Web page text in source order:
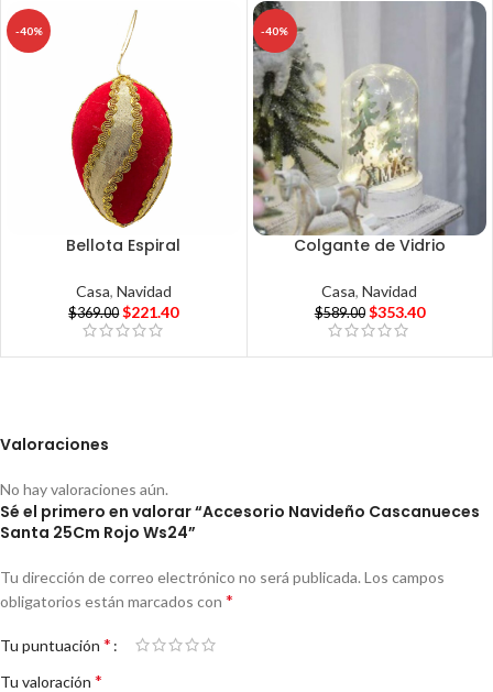
-40%
Bellota Espiral
Casa, Navidad
$369.00 $221.40
-40%
Colgante de Vidrio
Casa,Navidad
$589.00 $353.40
Valoraciones
No hay valoraciones aún.
Sé el primero en valorar “Accesorio Navideño Cascanueces
Santa 25Cm Rojo Ws24”
Tu dirección de correo electrónico no será publicada. Los campos
obligatorios están marcados con *
Tu puntuación *
Tu valoración *